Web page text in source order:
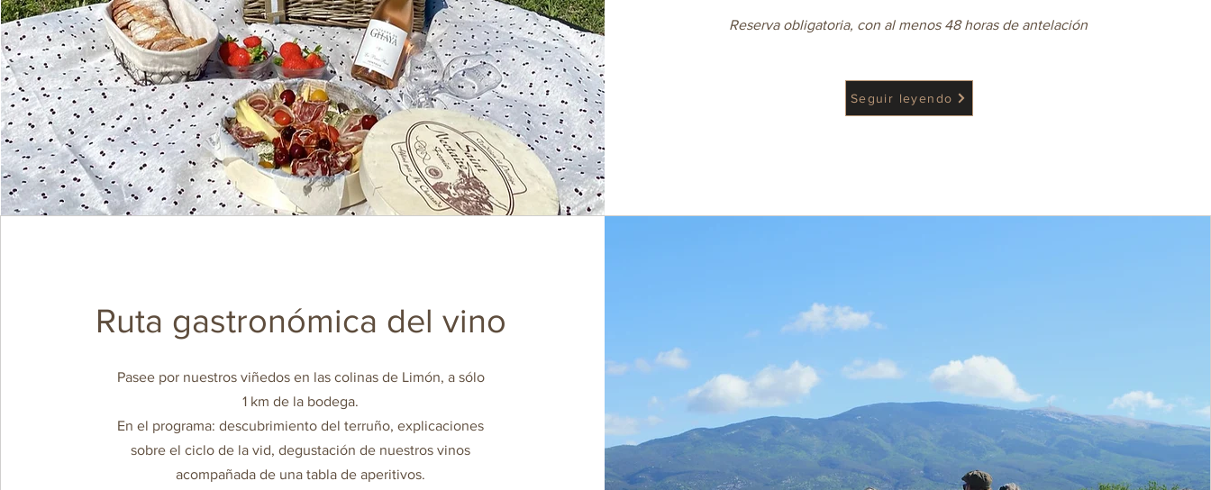
Reserva obligatoria, con al menos 48 horas de antelación
Seguir leyendo
Ruta gastronómica del vino
Pasee por nuestros viñedos en las colinas de Limón, a sólo
1 km de la bodega.
En el programa: descubrimiento del terruño, explicaciones
sobre el ciclo de la vid, degustación de nuestros vinos
acompañada de una tabla de aperitivos.